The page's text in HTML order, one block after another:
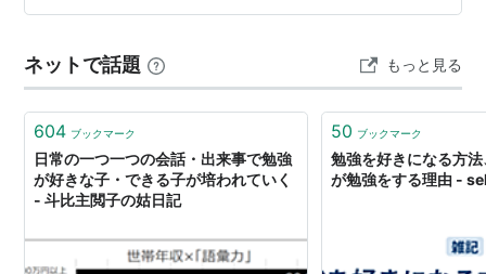
りも「過程」をよく見ています。 たとえば、テストで
「毎日コツコツやってたもんね」「わからなかったとこ
ろを調べたのが良かったね」など、努力…
ネットで話題 もっと見る
604 ブックマーク
日常の一つ一つの会話・出来事で勉強
が好きな子・できる子が培われていく
- 斗比主閲子の姑日記
50 ブックマーク
勉強を好きになる方
が勉強をする理由 -